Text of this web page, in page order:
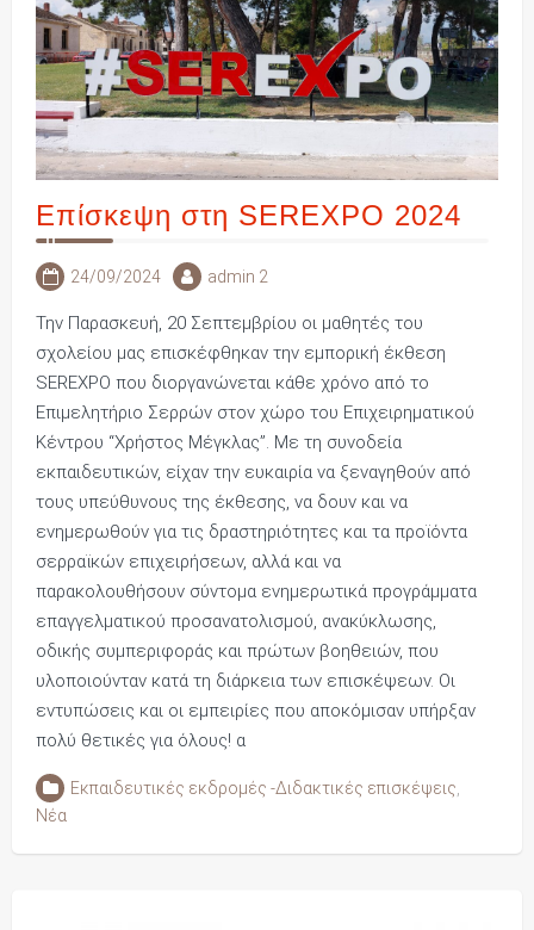
Επίσκεψη στη SEREXPO 2024
24/09/2024 admin 2
Την Παρασκευή, 20 Σεπτεμβρίου οι μαθητές του
σχολείου μας επισκέφθηκαν την εμπορική έκθεση
SEREXPO που διοργανώνεται κάθε χρόνο από το
Επιμελητήριο Σερρών στον χώρο του Επιχειρηματικού
Κέντρου “Χρήστος Μέγκλας”. Με τη συνοδεία
εκπαιδευτικών, είχαν την ευκαιρία να ξεναγηθούν από
τους υπεύθυνους της έκθεσης, να δουν και να
ενημερωθούν για τις δραστηριότητες και τα προϊόντα
σερραϊκών επιχειρήσεων, αλλά και να
παρακολουθήσουν σύντομα ενημερωτικά προγράμματα
επαγγελματικού προσανατολισμού, ανακύκλωσης,
οδικής συμπεριφοράς και πρώτων βοηθειών, που
υλοποιούνταν κατά τη διάρκεια των επισκέψεων. Οι
εντυπώσεις και οι εμπειρίες που αποκόμισαν υπήρξαν
πολύ θετικές για όλους! α
Εκπαιδευτικές εκδρομές -Διδακτικές επισκέψεις,
Νέα